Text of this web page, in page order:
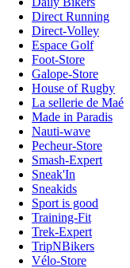
Direct Running
Direct-Volley
Espace Golf
Foot-Store
Galope-Store
House of Rugby
La sellerie de Maé
Made in Paradis
Nauti-wave
Pecheur-Store
Smash-Expert
Sneak'In
Sneakids
Sport is good
Training-Fit
Trek-Expert
TripNBikers
Vélo-Store